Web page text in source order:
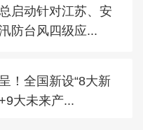
启动针对江苏、安
防台风四级应...
！全国新设“8大新
大未来产...